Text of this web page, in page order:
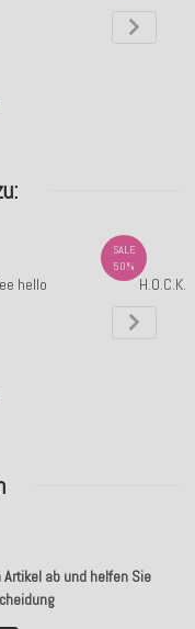
ab und helfen Sie
hello
SALE
50%